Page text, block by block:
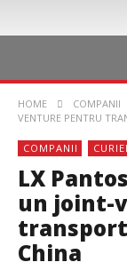
HOME COMPANII
VENTURE PENTRU
COMPANII
LX
un joint-
China